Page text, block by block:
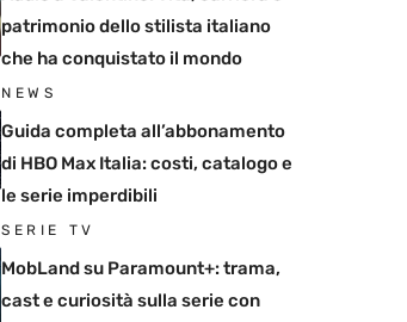
patrimonio dello stilista italiano
che ha conquistato il mondo
NEWS
Guida completa all’abbonamento
di HBO Max Italia: costi, catalogo e
le serie imperdibili
SERIE TV
MobLand su Paramount+: trama,
cast e curiosità sulla serie con